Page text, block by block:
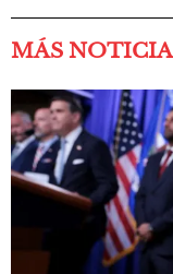
MÁS